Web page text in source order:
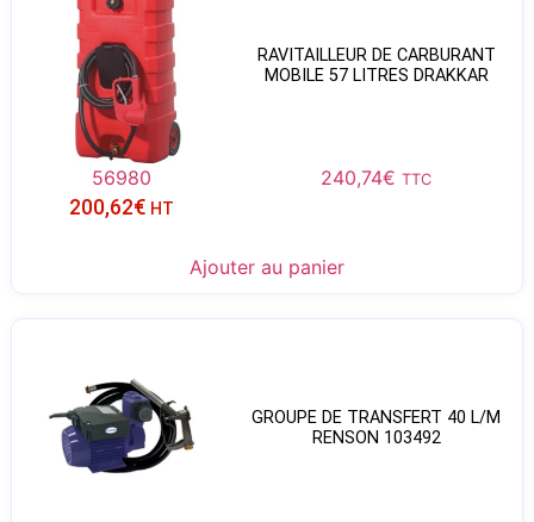
RAVITAILLEUR DE CARBURANT
MOBILE 57 LITRES DRAKKAR
56980 240,74€ TTC
200,62€ HT
Ajouter au panier
GROUPE DE TRANSFERT 40 L/M
RENSON 103492